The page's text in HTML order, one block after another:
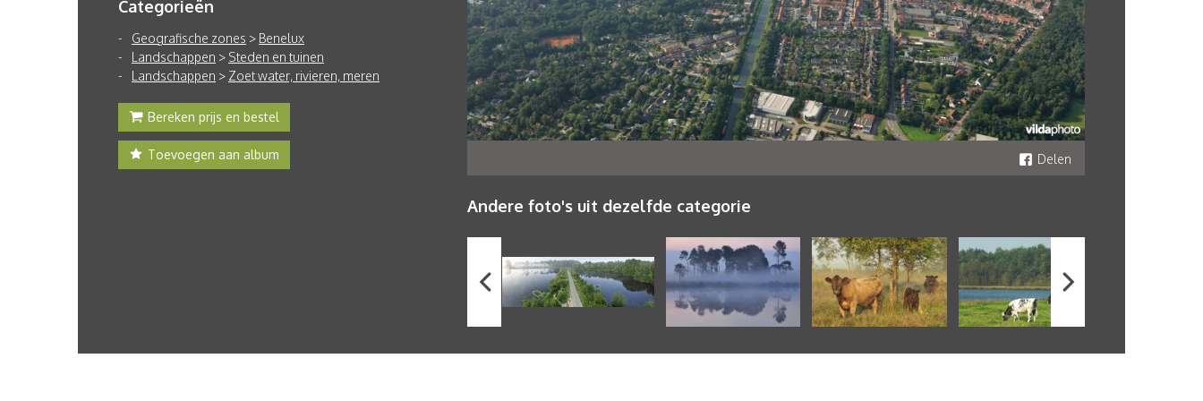
Categorieën
Geografische zones > Benelux
Landschappen > Steden en tuinen
Landschappen > Zoet water, rivieren, meren
Bereken prijs en bestel
Toevoegen aan album Delen
Andere foto's uit dezelfde categorie